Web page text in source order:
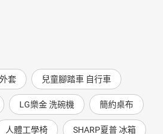
套 兒童腳踏車 自行車
LG樂金 洗碗機 簡約桌布
人體工學椅 SHARP夏普 冰箱